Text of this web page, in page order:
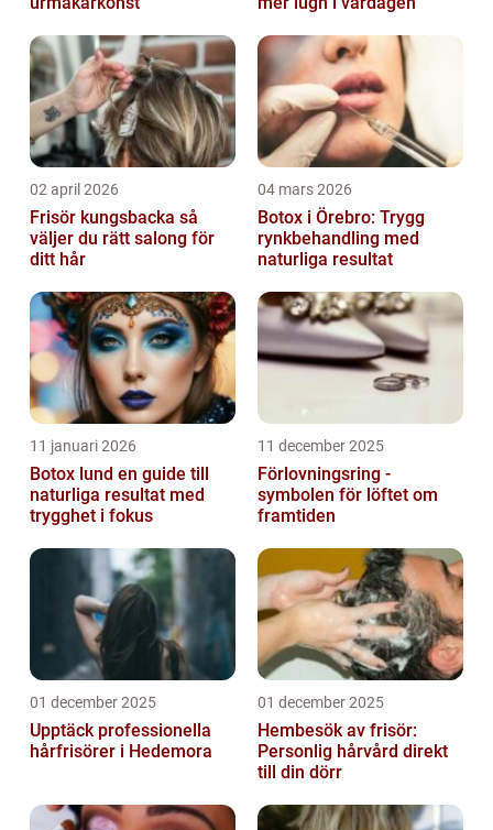
02 april 2026
Frisör kungsbacka så
väljer du rätt salong för
ditt hår
04 mars 2026
Botox i Örebro: Trygg
rynkbehandling med
naturliga resultat
11 januari 2026
Botox lund en guide till
naturliga resultat med
trygghet i fokus
11 december 2025
Förlovningsring -
symbolen för löftet om
framtiden
01 december 2025
Upptäck professionella
hårfrisörer i Hedemora
01 december 2025
Hembesök av frisör:
Personlig hårvård direkt
till din dörr